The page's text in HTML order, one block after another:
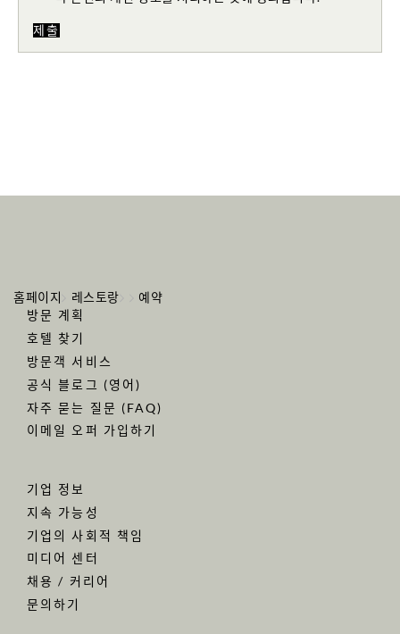
제출
홈페이지 레스토랑
예약
방문 계획
호텔 찾기
방문객 서비스
공식 블로그 (영어)
자주 묻는 질문 (FAQ)
이메일 오퍼 가입하기
기업 정보
지속 가능성
기업의 사회적 책임
미디어 센터
채용 / 커리어
문의하기